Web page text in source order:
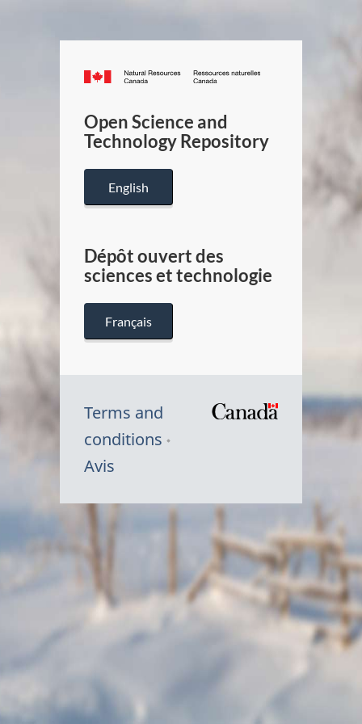
Canada.ca
/
Canada
Open Science and
Technology Repository
English
Dépôt ouvert des
sciences et technologie
Français
Terms and
conditions
Avis
Symbole
Canada